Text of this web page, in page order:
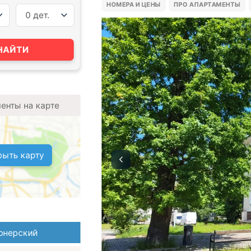
НОМЕРА И ЦЕНЫ ПРО АПАРТАМЕНТЫ
0 дет.
на карте
карту